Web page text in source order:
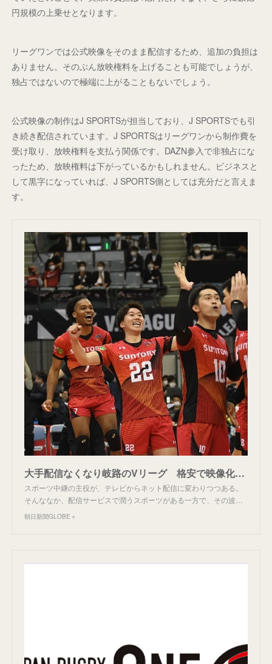
円規模の上乗せとなります。
リーグワンでは公式映像をそのまま配信するため、追加の負担は
ありません。そのぶん放映権料を上げることも可能でしょうが、
独占ではないので極端に上がることもないでしょう。
公式映像の制作はJ SPORTSが担当しており、J SPORTSでも引
き続き配信されています。J SPORTSはリーグワンから制作費を
受け取り、放映権料を支払う関係です。DAZN参入で非独占にな
ったため、放映権料は下がっているかもしれません。ビジネスと
して黒字になっていれば、J SPORTS側としては充分だと言えま
す。
大手配信なくなり岐路のVリーグ 格安で映像化 東南アジア人気に活路さぐる ：朝日新聞GLOBE＋
スポーツ中継の主役が、テレビからネット配信に変わりつつある。
そんななか、配信サービスで潤うスポーツがある一方で、その波…
朝日新聞GLOBE＋